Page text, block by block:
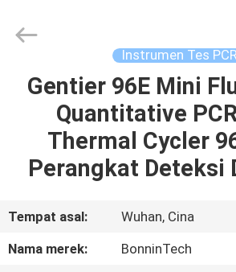
RUMAH
PRODUK
TENTANG
Rights
Instrumen Tes PCR
Gentier 96E Mini
Quantitative
Thermal Cycler
Perangkat Deteksi
Tempat asal:
Wuhan, Cina
Nama merek:
BonninTech